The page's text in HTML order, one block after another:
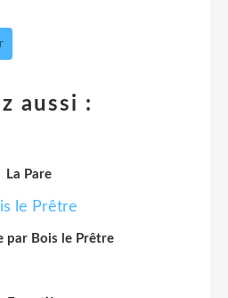
aussi :
La Pare
par Bois le Prêtre